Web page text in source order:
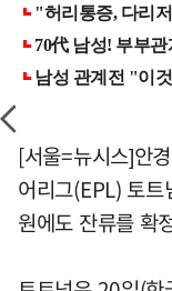
[서울=뉴시스]안
어리그(EPL) 토
원에도 잔류를 확